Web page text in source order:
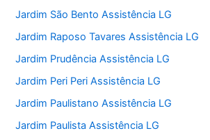
Jardim São Bento Assistência LG
Jardim Raposo Tavares Assistência LG
Jardim Prudência Assistência LG
Jardim Peri Peri Assistência LG
Jardim Paulistano Assistência LG
Jardim Paulista Assistência LG